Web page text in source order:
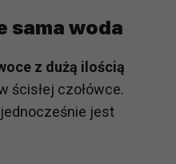
sama woda
z dużą ilością
ścisłej czołówce.
jednocześnie jest